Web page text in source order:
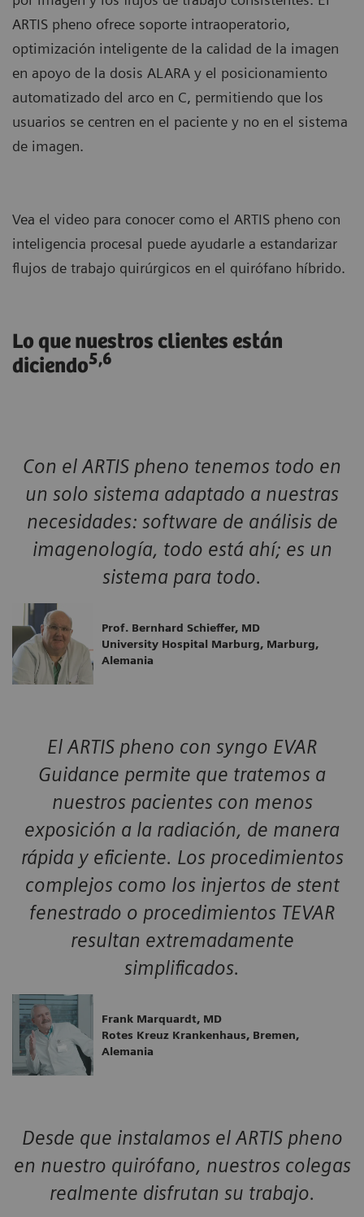
ARTIS pheno ofrece soporte intraoperatorio,
optimización inteligente de la calidad de la imagen
en apoyo de la dosis ALARA y el posicionamiento
automatizado del arco en C, permitiendo que los
usuarios se centren en el paciente y no en el sistema
de imagen.
Vea el video para conocer como el ARTIS pheno con
inteligencia procesal puede ayudarle a estandarizar
flujos de trabajo quirúrgicos en el quirófano híbrido.
Lo que nuestros clientes están
diciendo5,6
Con el ARTIS pheno tenemos todo en
un solo sistema adaptado a nuestras
necesidades: software de análisis de
imagenología, todo está ahí; es un
sistema para todo.
Prof. Bernhard Schieffer, MD
University Hospital Marburg, Marburg,
Alemania
El ARTIS pheno con syngo EVAR
Guidance permite que tratemos a
nuestros pacientes con menos
exposición a la radiación, de manera
rápida y eficiente. Los procedimientos
complejos como los injertos de stent
fenestrado o procedimientos TEVAR
resultan extremadamente
simplificados.
Frank Marquardt, MD
Rotes Kreuz Krankenhaus, Bremen,
Alemania
Desde que instalamos el ARTIS pheno
en nuestro quirófano, nuestros colegas
realmente disfrutan su trabajo.